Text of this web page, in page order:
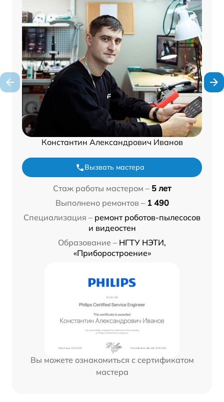
Константин Александрович Иванов
Вызвать мастера
Стаж работы мастером – 5 лет
Выполнено ремонтов – 1 490
Специализация – ремонт роботов-пылесосов
и видеостен
Образование – НГТУ НЭТИ,
«Приборостроение»
Вы можете ознакомиться с сертификатом
мастера